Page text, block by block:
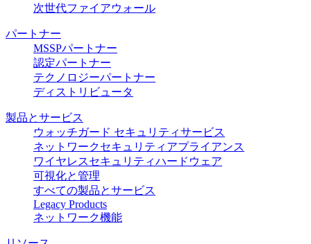
次世代ファイアウォール
パートナー
MSSPパートナー
認定パートナー
テクノロジーパートナー
ディストリビュータ
製品とサービス
ウォッチガード セキュリティサービス
ネットワークセキュリティアプライアンス
ワイヤレスセキュリティハードウェア
可視化と管理
すべての製品とサービス
Legacy Products
ネットワーク機能